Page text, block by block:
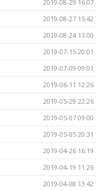
2019-08-29 16:07
2019-08-27 15:42
2019-08-24 13:00
2019-07-15 20:01
2019-07-09 09:01
2019-06-11 12:26
2019-05-29 22:26
2019-05-07 09:00
2019-05-05 20:31
2019-04-26 16:19
2019-04-19 11:26
2019-04-08 13:42